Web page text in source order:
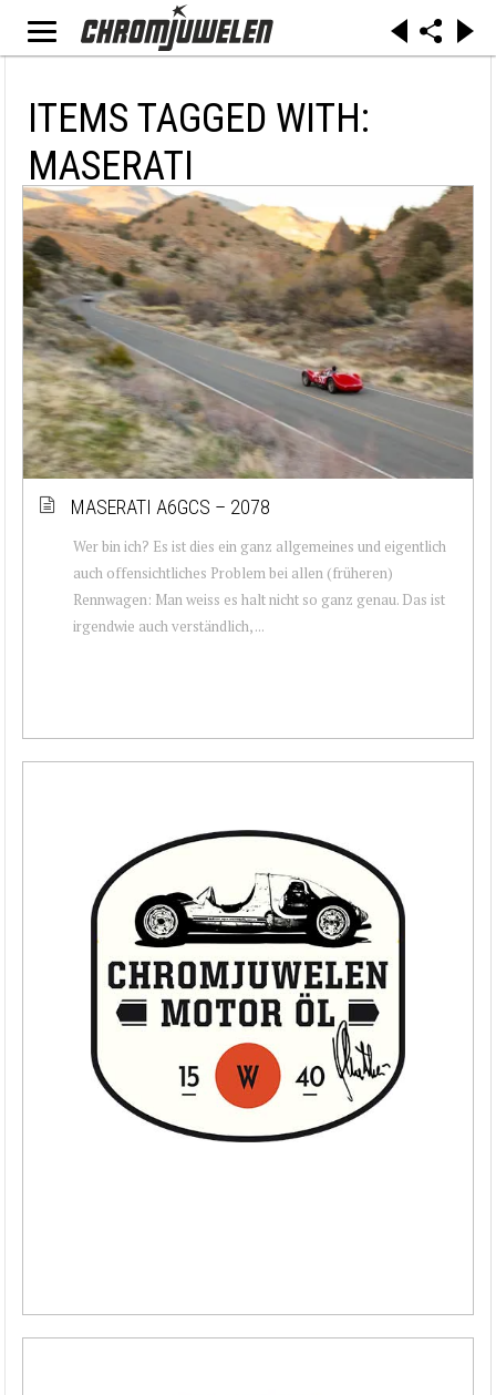
ITEMS TAGGED WITH:
MASERATI
MASERATI A6GCS – 2078
Wer bin ich? Es ist dies ein ganz allgemeines und eigentlich
auch offensichtliches Problem bei allen (früheren)
Rennwagen: Man weiss es halt nicht so ganz genau. Das ist
irgendwie auch verständlich, ...